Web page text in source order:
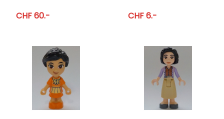
CONTACT
CHF 60.- CHF 6.-